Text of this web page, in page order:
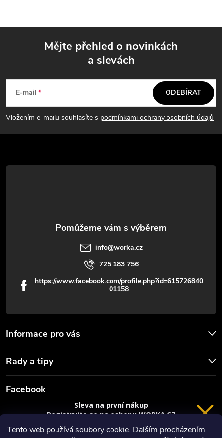
Tento web používá soubory cookie. Dalším procházením
a
í
p
s
u
p
a
t
Mějte přehled o novinkách
a slevách
E-mail
Vložením e-mailu souhlasíte s podmínkami ochrany osobních údajů
ODEBÍRAT
Informace pro vás
Rady a tipy
info@worka.cz
725 183 756
https://www.facebook.com/profile.php?id=615726840
01158
Facebook
Sleva na první nákup
Registrujte se na eshopu WORKA.CZ
sleva 100 Kč* na nákup je Vaše.